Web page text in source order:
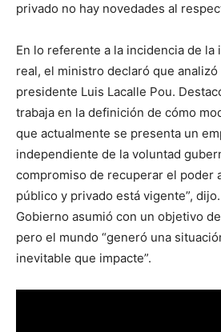
privado no hay novedades al
En lo referente a la incidencia de la
real, el ministro declaró que
presidente Luis Lacalle Pou.
trabaja en la definición de cómo
que actualmente se presenta un
independiente de la voluntad
compromiso de recuperar el poder
público y privado está vigente”,
Gobierno asumió con un objetivo
pero el mundo “generó una
inevitable que impacte”.